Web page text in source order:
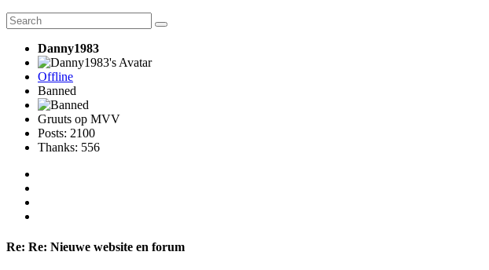
Danny1983
Offline
Banned
Gruuts op MVV
Posts: 2100
Thanks: 556
Re: Re: Nieuwe website en forum